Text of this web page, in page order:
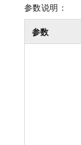
参数说明：
参数